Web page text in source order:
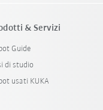
& Servizi
Guide
di studio
usati KUKA